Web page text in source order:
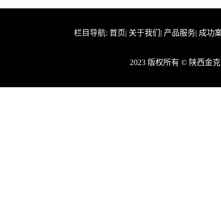
栏目导航: 首页| 关于我们 | 产品服务| 成功
2023 版权所有 © 陕西金